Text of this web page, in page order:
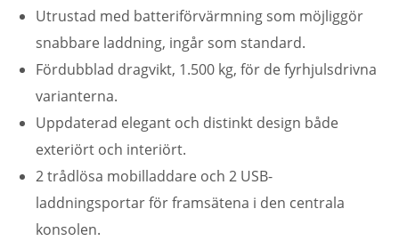
Utrustad med batteriförvärmning som möjliggör
snabbare laddning, ingår som standard.
Fördubblad dragvikt, 1.500 kg, för de fyrhjulsdrivna
varianterna.
Uppdaterad elegant och distinkt design både
exteriört och interiört.
2 trådlösa mobilladdare och 2 USB-
laddningsportar för framsätena i den centrala
konsolen.